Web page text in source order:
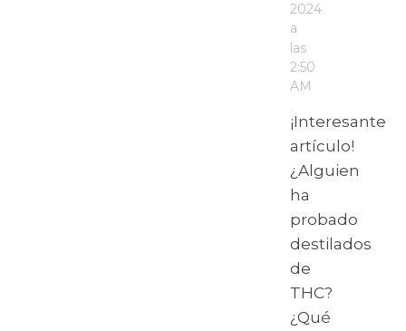
2024
a
las
2:50
AM
¡Interesante
artículo!
¿Alguien
ha
probado
destilados
de
THC?
¿Qué